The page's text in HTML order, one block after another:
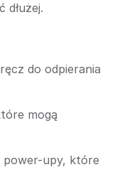
do odpierania
mogą
power-upy, które